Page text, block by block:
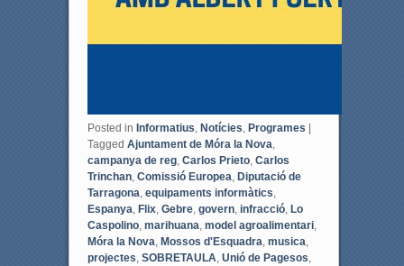
Posted in Informatius, Notícies, Programes
Tagged Ajuntament de Móra la Nova,
campanya de reg, Carlos Prieto, Carlos
Trinchan, Comissió Europea, Diputació de
Tarragona, equipaments informàtics,
Espanya, Flix, Gebre, govern, infracció, Lo
Caspolino, marihuana, model agroalimentari,
Móra la Nova, Mossos d'Esquadra, musica,
projectes, SOBRETAULA, Unió de Pagesos,